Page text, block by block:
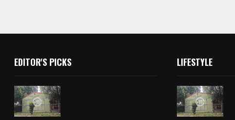
EDITOR'S PICKS LIFESTYLE